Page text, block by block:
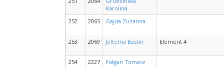
Karolina
252
2065 Gajda Zuzanna
253 2069 Jeltema Bastin Element 4
254 2227 Pałgan Tomasz